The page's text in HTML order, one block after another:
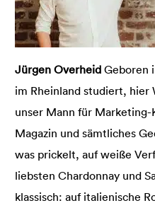
Jürgen Overheid Geboren
im Rheinland studiert, hier
unser Mann für
Magazin und sämtliches
was prickelt, auf weiße
liebsten Chardonnay und
klassisch: auf italienische